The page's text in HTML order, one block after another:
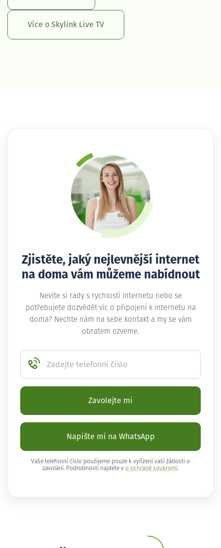
Více o Skylink Live TV
Zjistěte, jaký nejlevnější internet
na doma vám můžeme nabídnout
Nevíte si rady s rychlostí internetu nebo se
potřebujete dozvědět víc o připojení k internetu na
doma? Nechte nám na sebe kontakt a my se vám
obratem ozveme.
Zadejte telefonní číslo
Zavolejte mi
Napište mi na WhatsApp
Vaše telefonní číslo použijeme pouze k vyřízení vaší žádosti o
zavolání. Podrobnosti najdete v o ochraně soukromí .